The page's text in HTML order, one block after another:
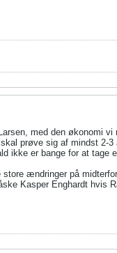
med den økonomi
prøve sig af mindst
ikke er bange for at tage
ændringer på
Kasper Enghardt